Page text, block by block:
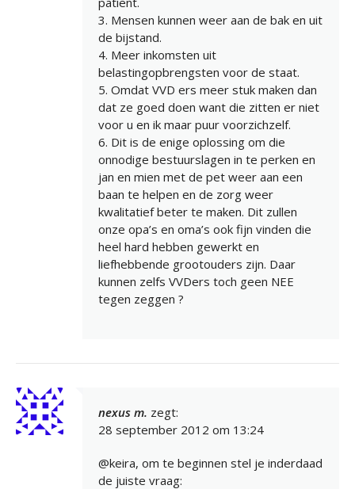
3. Mensen kunnen weer aan de bak en uit
de bijstand.
4. Meer inkomsten uit
belastingopbrengsten voor de staat.
5. Omdat VVD ers meer stuk maken dan
dat ze goed doen want die zitten er niet
voor u en ik maar puur voorzichzelf.
6. Dit is de enige oplossing om die
onnodige bestuurslagen in te perken en
jan en mien met de pet weer aan een
baan te helpen en de zorg weer
kwalitatief beter te maken. Dit zullen
onze opa’s en oma’s ook fijn vinden die
heel hard hebben gewerkt en
liefhebbende grootouders zijn. Daar
kunnen zelfs VVDers toch geen NEE
tegen zeggen ?
nexus m. zegt:
28 september 2012 om 13:24
@keira, om te beginnen stel je inderdaad
de juiste vraag: